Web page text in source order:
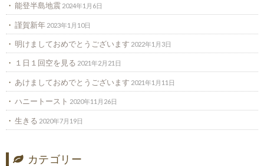
能登半島地震 2024年1月6日
謹賀新年 2023年1月10日
明けましておめでとうございます 2022年1月3日
１日１回空を見る 2021年2月21日
あけましておめでとうございます 2021年1月11日
ハニートースト 2020年11月26日
生きる 2020年7月19日
カテゴリー